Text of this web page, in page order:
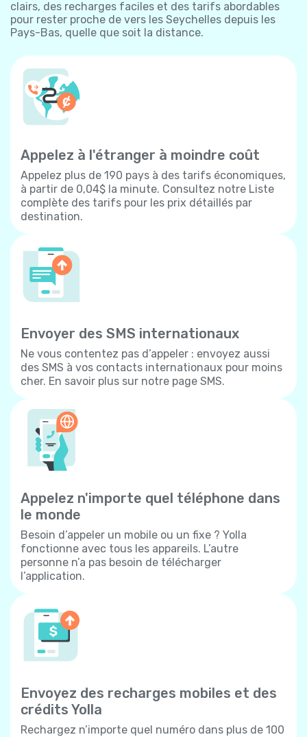
clairs, des recharges faciles et des tarifs abordables
pour rester proche de vers les Seychelles depuis les
Pays-Bas, quelle que soit la distance.
Appelez à l'étranger à moindre coût
Appelez plus de 190 pays à des tarifs économiques,
à partir de 0,04$ la minute. Consultez notre Liste
complète des tarifs pour les prix détaillés par
destination.
Envoyer des SMS internationaux
Ne vous contentez pas d’appeler : envoyez aussi
des SMS à vos contacts internationaux pour moins
cher. En savoir plus sur notre page SMS.
Appelez n'importe quel téléphone dans
le monde
Besoin d’appeler un mobile ou un fixe ? Yolla
fonctionne avec tous les appareils. L’autre
personne n’a pas besoin de télécharger
l’application.
Envoyez des recharges mobiles et des
crédits Yolla
Rechargez n’importe quel numéro dans plus de 100